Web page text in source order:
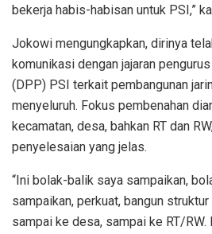
bekerja habis-habisan untuk PSI,”
Jokowi mengungkapkan, dirinya
komunikasi dengan jajaran
(DPP) PSI terkait pembangunan
menyeluruh. Fokus pembenahan
kecamatan, desa, bahkan RT dan
penyelesaian yang jelas.
“Ini bolak-balik saya sampaikan,
sampaikan, perkuat, bangun
sampai ke desa, sampai ke RT/